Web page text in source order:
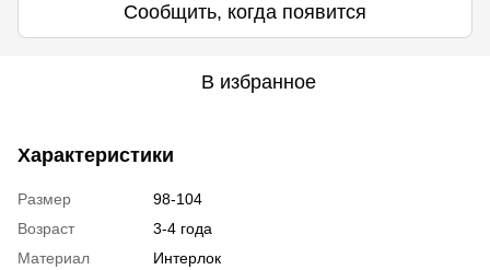
Сообщить, когда появится
В избранное
Характеристики
Размер
98-104
Возраст
3-4 года
Материал
Интерлок